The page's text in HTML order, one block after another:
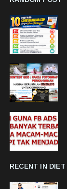
RECENT IN DIET